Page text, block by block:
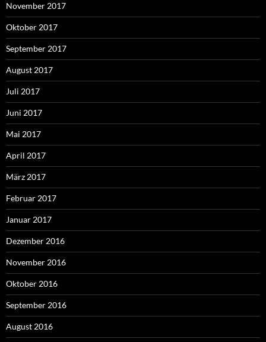
November 2017
Oktober 2017
September 2017
August 2017
Juli 2017
Juni 2017
Mai 2017
April 2017
März 2017
Februar 2017
Januar 2017
Dezember 2016
November 2016
Oktober 2016
September 2016
August 2016